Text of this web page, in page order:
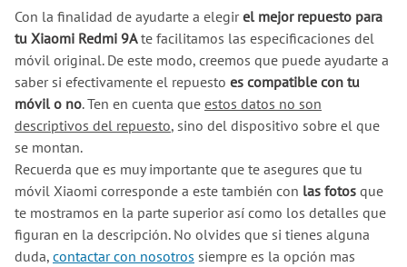
Con la finalidad de ayudarte a elegirel mejor repuesto para
tu Xiaomi Redmi 9Ate facilitamos las especificaciones del
móvil original. De este modo, creemos que puede ayudarte a
saber si efectivamente el repuesto es compatible con tu
móvil o no. Ten en cuenta que estos datos no son
descriptivos del repuesto, sino del dispositivo sobre el que
se montan.
Recuerda que es muy importante que te asegures que tu
móvil Xiaomi corresponde a este también con las fotos que
te mostramos en la parte superior así como los detalles que
figuran en la descripción. No olvides que si tienes alguna
duda, contactar con nosotros siempre es la opción mas